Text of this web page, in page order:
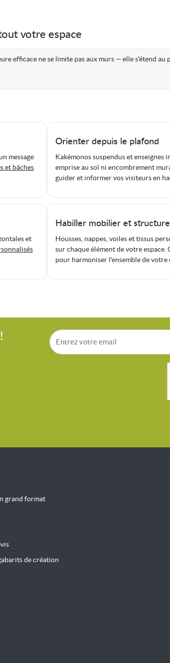
à votre espace.
votre espace
efficace ne se limite pas aux murs — elle s'étend
message
et bâches
Orienter depuis le plafond
Kakémonos suspendus et
emprise au sol ni encombrement
guider et informer vos visiteurs en
et
Habiller mobilier et
Housses, nappes, voiles et tissus
sur chaque élément de votre espace.
pour harmoniser l'ensemble de
grand format
de création